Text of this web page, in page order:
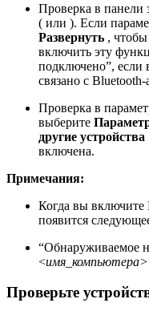
Проверка в панели
( или ). Если
Развернуть ,
включить эту
подключено”, если
связано с Bluetooth-
Проверка в
выберите
другие устройства
включена.
Примечания:
Когда вы включите
появится
“Обнаруживаемое
<имя_компьютера>
Проверьте